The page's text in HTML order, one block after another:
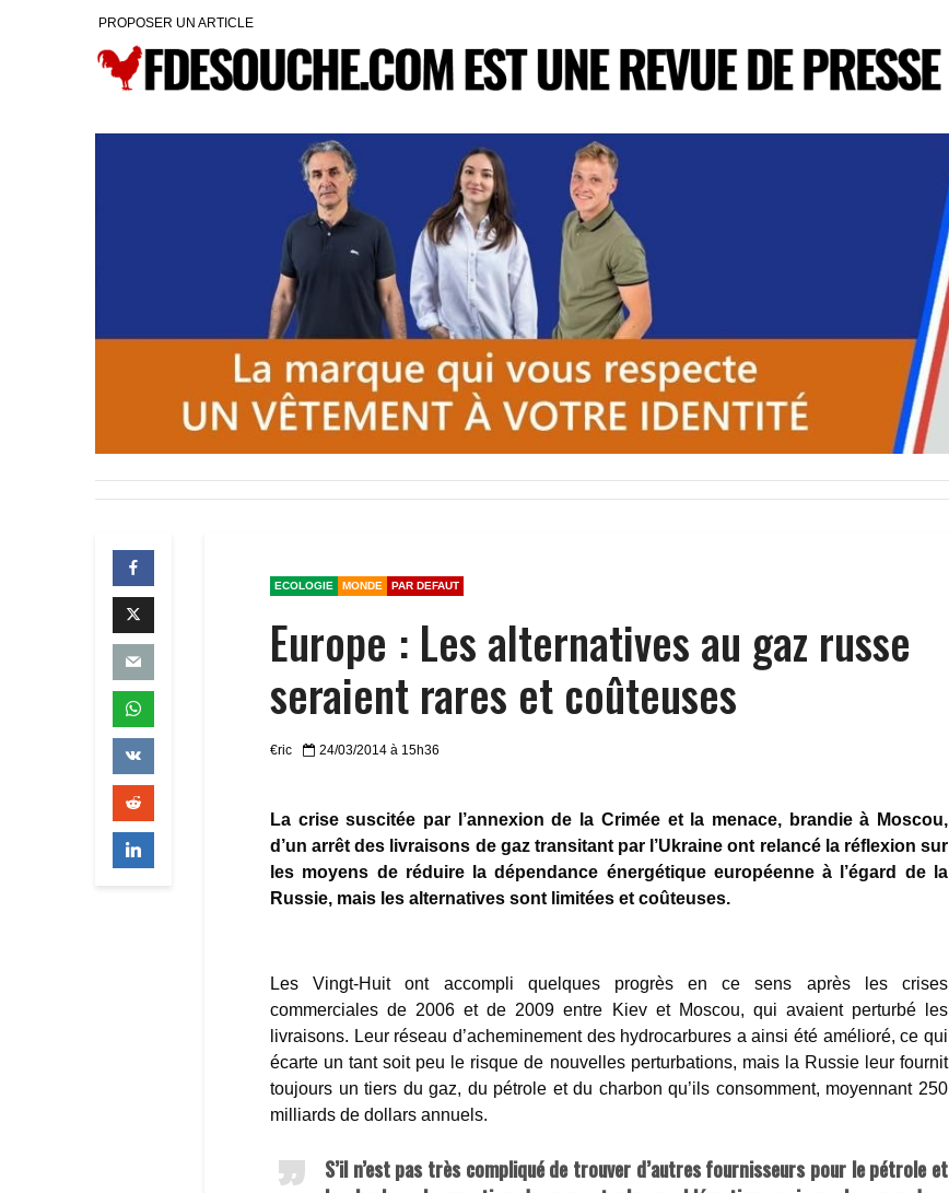
PROPOSER UN ARTICLE
ECOLOGIE MONDE PAR DEFAUT
Europe : Les alternatives au gaz russe
seraient rares et coûteuses
€ric 24/03/2014 à 15h36
La crise suscitée par l’annexion de la Crimée et la menace, brandie à Moscou,
d’un arrêt des livraisons de gaz transitant par l’Ukraine ont relancé la réflexion sur
les moyens de réduire la dépendance énergétique européenne à l’égard de la
Russie, mais les alternatives sont limitées et coûteuses.
Les Vingt-Huit ont accompli quelques progrès en ce sens après les crises
commerciales de 2006 et de 2009 entre Kiev et Moscou, qui avaient perturbé les
livraisons. Leur réseau d’acheminement des hydrocarbures a ainsi été amélioré, ce qui
écarte un tant soit peu le risque de nouvelles perturbations, mais la Russie leur fournit
toujours un tiers du gaz, du pétrole et du charbon qu’ils consomment, moyennant 250
milliards de dollars annuels.
S’il n’est pas très compliqué de trouver d’autres fournisseurs pour le pétrole et